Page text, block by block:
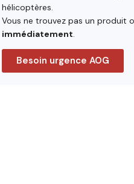
hélicoptères.
Vous ne trouvez pas un produit
immédiatement.
Besoin urgence AOG